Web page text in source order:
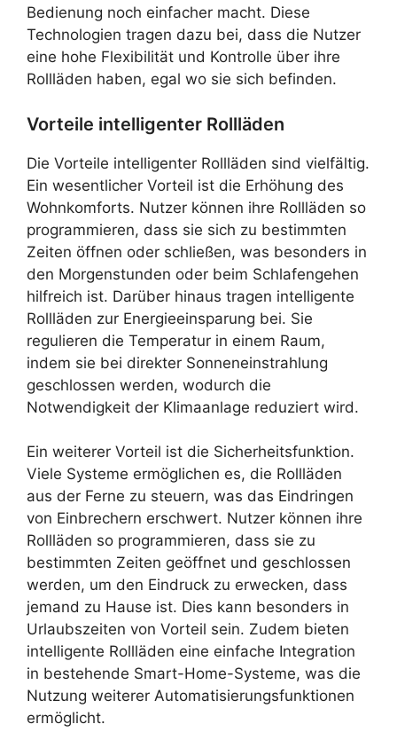
Bedienung noch einfacher macht. Diese
Technologien tragen dazu bei, dass die Nutzer
eine hohe Flexibilität und Kontrolle über ihre
Rollläden haben, egal wo sie sich befinden.
Vorteile intelligenter Rollläden
Die Vorteile intelligenter Rollläden sind vielfältig.
Ein wesentlicher Vorteil ist die Erhöhung des
Wohnkomforts. Nutzer können ihre Rollläden so
programmieren, dass sie sich zu bestimmten
Zeiten öffnen oder schließen, was besonders in
den Morgenstunden oder beim Schlafengehen
hilfreich ist. Darüber hinaus tragen intelligente
Rollläden zur Energieeinsparung bei. Sie
regulieren die Temperatur in einem Raum,
indem sie bei direkter Sonneneinstrahlung
geschlossen werden, wodurch die
Notwendigkeit der Klimaanlage reduziert wird.
Ein weiterer Vorteil ist die Sicherheitsfunktion.
Viele Systeme ermöglichen es, die Rollläden
aus der Ferne zu steuern, was das Eindringen
von Einbrechern erschwert. Nutzer können ihre
Rollläden so programmieren, dass sie zu
bestimmten Zeiten geöffnet und geschlossen
werden, um den Eindruck zu erwecken, dass
jemand zu Hause ist. Dies kann besonders in
Urlaubszeiten von Vorteil sein. Zudem bieten
intelligente Rollläden eine einfache Integration
in bestehende Smart-Home-Systeme, was die
Nutzung weiterer Automatisierungsfunktionen
ermöglicht.